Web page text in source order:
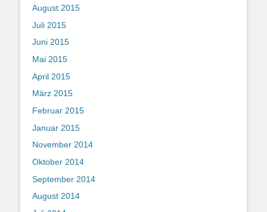
August 2015
Juli 2015
Juni 2015
Mai 2015
April 2015
März 2015
Februar 2015
Januar 2015
November 2014
Oktober 2014
September 2014
August 2014